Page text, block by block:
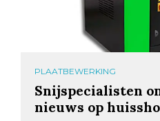
PLAATBEWERKING
Snijspecialisten
nieuws op